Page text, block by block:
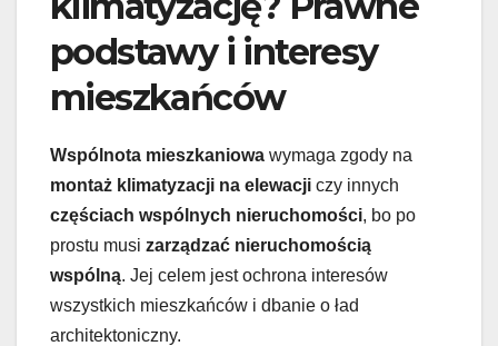
podstawy i interesy
mieszkańców
Wspólnota mieszkaniowa wymaga zgody na
montaż klimatyzacji na elewacji czy innych
częściach wspólnych nieruchomości, bo po
prostu musi zarządzać nieruchomością
wspólną. Jej celem jest ochrona interesów
wszystkich mieszkańców i dbanie o ład
architektoniczny.